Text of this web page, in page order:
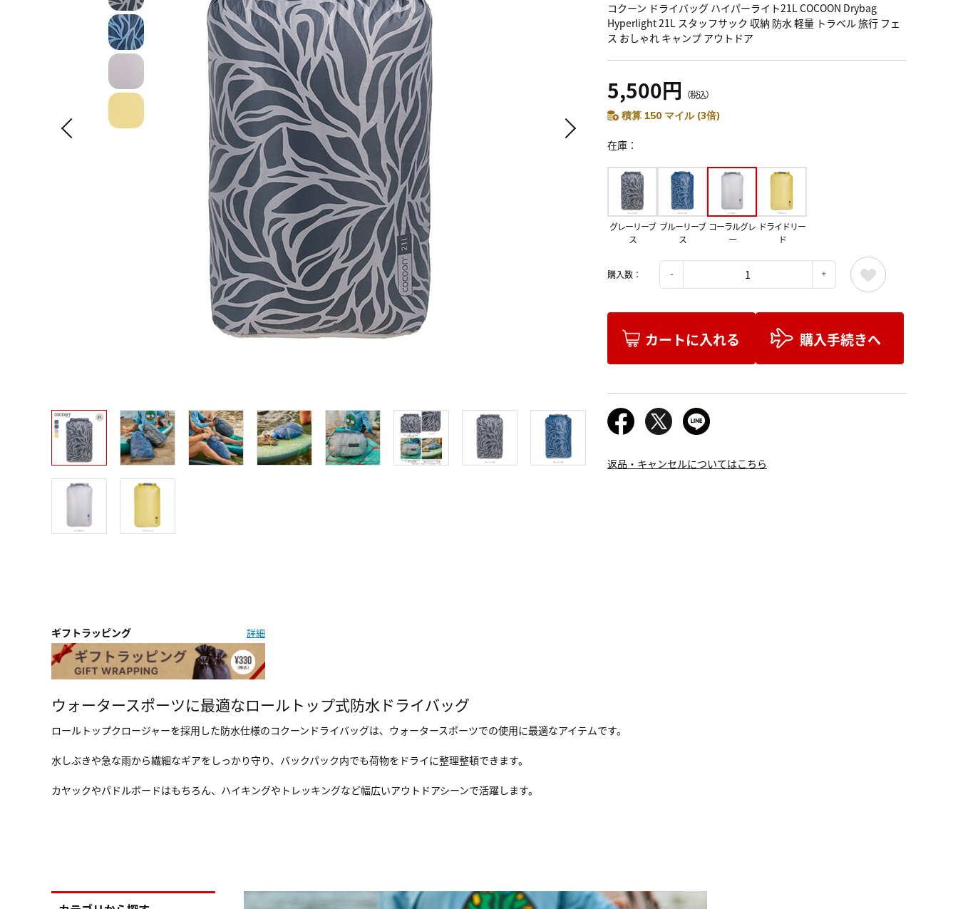
コクーン ドライバッグ ハイパーライト21L COCOON Drybag
Hyperlight 21L スタッフサック 収納 防水 軽量 トラベル 旅行 フェ
ス おしゃれ キャンプ アウトドア
5,500円 （税込）
積算 150 マイル (3倍)
在庫
グレーリーブ
ス
ブルーリーブ
ス
コーラルグレ
ー
ドライドリー
ド
購入数：
カートに入れる 購入手続きへ
返品・キャンセルについてはこちら
ギフトラッピング 詳細
ウォータースポーツに最適なロールトップ式防水ドライバッグ
ロールトップクロージャーを採用した防水仕様のコクーンドライバッグは、ウォータースポーツでの使用に最適なアイテムです。
水しぶきや急な雨から繊細なギアをしっかり守り、バックパック内でも荷物をドライに整理整頓できます。
カヤックやパドルボードはもちろん、ハイキングやトレッキングなど幅広いアウトドアシーンで活躍します。